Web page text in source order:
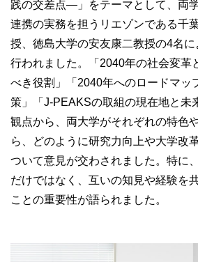
践の交差点―」をテーマとして、両
連携の実務を担うリエゾンである千
授、徳島大学の安友康二教授の4名
行われました。「2040年の社会変革
べき役割」「2040年へのロードマッ
策」「J-PEAKSの取組の現在地と未
観点から、両大学がそれぞれの特色
ら、どのように研究力向上や大学改
ついて意見が交わされました。特に
だけではなく、互いの知見や経験を
ことの重要性が語られました。